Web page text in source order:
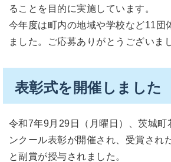
ることを目的に実施しています。
今年度は町内の地域や学校など11団
ました。ご応募ありがとうございま
表彰式を開催しました
令和7年9月29日（月曜日）、茨城町
ンクール表彰が開催され、受賞され
と副賞が授与されました。